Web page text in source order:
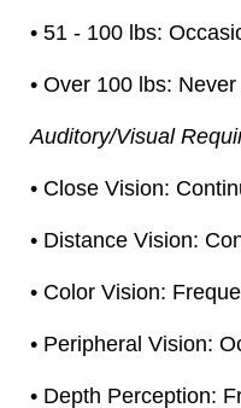
• 51 - 100 lbs:
• Over 100 lbs: Never
Auditory/Visual
• Close Vision:
• Distance Vision:
• Color Vision:
• Peripheral Vision:
• Depth Perception: